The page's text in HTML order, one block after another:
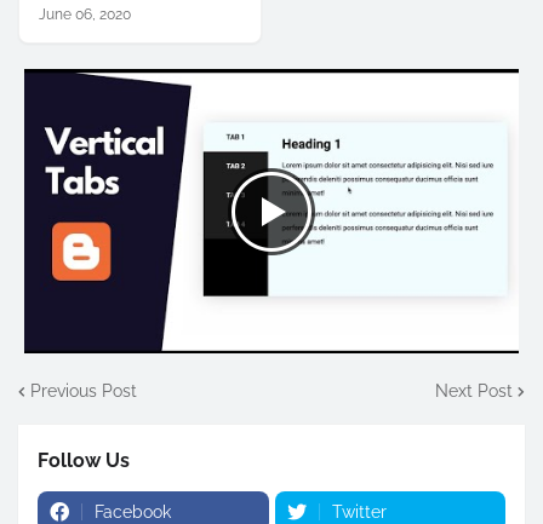
June 06, 2020
Previous Post Next Post
Follow Us
Facebook Twitter